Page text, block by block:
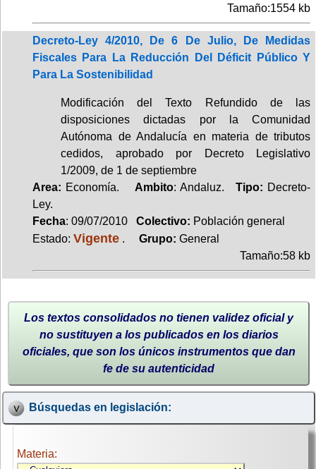
Tamaño:1554 kb
Decreto-Ley 4/2010, De 6 De Julio, De Medidas
Fiscales Para La Reducción Del Déficit Público Y
Para La Sostenibilidad
Modificación del Texto Refundido de las
disposiciones dictadas por la Comunidad
Autónoma de Andalucía en materia de tributos
cedidos, aprobado por Decreto Legislativo
1/2009, de 1 de septiembre
Area: Economía. Ambito: Andaluz.Tipo: Decreto-
Ley.
Fecha: 09/07/2010 Colectivo: Población general
Estado: Vigente . Grupo: General
Tamaño:58 kb
Los textos consolidados no tienen validez oficial y
no sustituyen a los publicados en los diarios
oficiales, que son los únicos instrumentos que dan
fe de su autenticidad
Búsquedas en legislación:
Materia: